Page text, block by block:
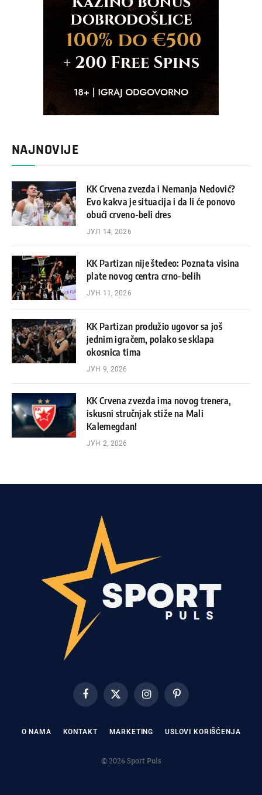
NAJNOVIJE
KK Crvena zvezda i Nemanja Nedović?
Evo kakva je situacija i da li će ponovo
obući crveno-beli dres
ЈУЛ 14, 2026
KK Partizan nije štedeo: Poznata visina
plate novog centra crno-belih
ЈУН 11, 2026
KK Partizan produžio ugovor sa još
jednim igračem, polako se sklapa
okosnica tima
ЈУН 9, 2026
KK Crvena zvezda ima novog trenera,
iskusni stručnjak stiže na Mali
Kalemegdan!
ЈУН 2, 2026
FacebookX
(Twitter)
InstagramPinterest
O NAMA KONTAKT MARKETING USLOVI KORIŠĆENJA
© 2026 Sport Puls